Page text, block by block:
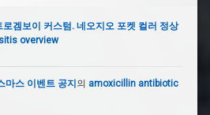
겜보이 커스텀. 네오지오 포켓 컬러 정상
overview
마스 이벤트 공지 의 amoxicillin antibiotic